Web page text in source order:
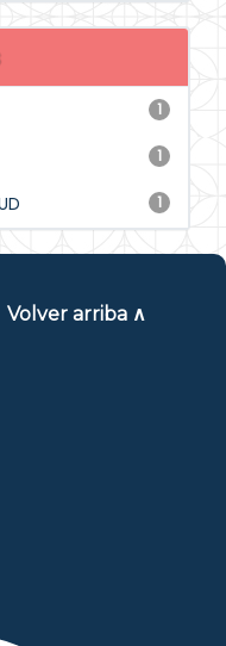
1
1
1
Volver arriba ∧